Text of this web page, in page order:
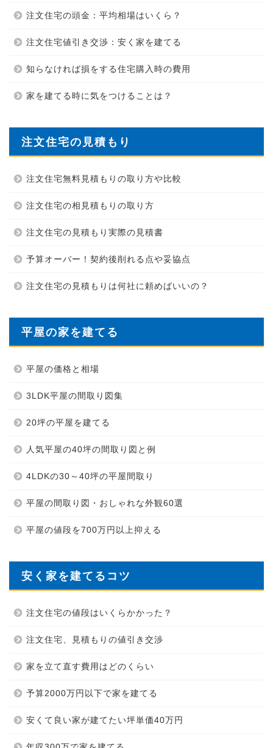
注文住宅の頭金：平均相場はいくら？
注文住宅値引き交渉：安く家を建てる
知らなければ損をする住宅購入時の費用
家を建てる時に気をつけることは？
注文住宅の見積もり
注文住宅無料見積もりの取り方や比較
注文住宅の相見積もりの取り方
注文住宅の見積もり実際の見積書
予算オーバー！契約後削れる点や妥協点
注文住宅の見積もりは何社に頼めばいいの？
平屋の家を建てる
平屋の価格と相場
3LDK平屋の間取り図集
20坪の平屋を建てる
人気平屋の40坪の間取り図と例
4LDKの30～40坪の平屋間取り
平屋の間取り図・おしゃれな外観60選
平屋の値段を700万円以上抑える
安く家を建てるコツ
注文住宅の値段はいくらかかった？
注文住宅、見積もりの値引き交渉
家を立て直す費用はどのくらい
予算2000万円以下で家を建てる
安くて良い家が建てたい坪単価40万円